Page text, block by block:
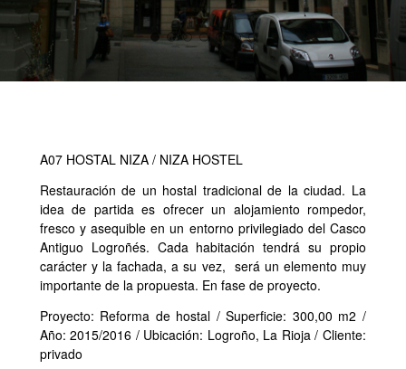
A07 HOSTAL NIZA / NIZA HOSTEL
Restauración de un hostal tradicional de la ciudad. La
idea de partida es ofrecer un alojamiento rompedor,
fresco y asequible en un entorno privilegiado del Casco
Antiguo Logroñés. Cada habitación tendrá su propio
carácter y la fachada, a su vez, será un elemento muy
importante de la propuesta. En fase de proyecto.
Proyecto: Reforma de hostal / Superficie: 300,00 m2 /
Año: 2015/2016 / Ubicación: Logroño, La Rioja / Cliente:
privado